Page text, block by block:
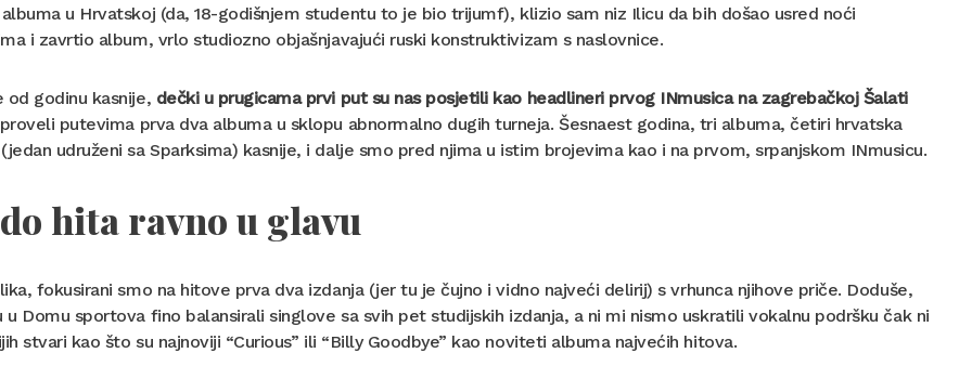
u Hrvatskoj (da, 18-godišnjem studentu to je bio trijumf), klizio sam niz Ilicu da bih došao usred noći
i zavrtio album, vrlo studiozno objašnjavajući ruski konstruktivizam s naslovnice.
od godinu kasnije, dečki u prugicama prvi put su nas posjetili kao headlineri prvog INmusica na zagrebačkoj Šalati
putevima prva dva albuma u sklopu abnormalno dugih turneja. Šesnaest godina, tri albuma, četiri hrvatska
udruženi sa Sparksima) kasnije, i dalje smo pred njima u istim brojevima kao i na prvom, srpanjskom INmusicu.
hita ravno u glavu
fokusirani smo na hitove prva dva izdanja (jer tu je čujno i vidno najveći delirij) s vrhunca njihove priče. Doduše,
u Domu sportova fino balansirali singlove sa svih pet studijskih izdanja, a ni mi nismo uskratili vokalnu podršku čak ni
stvari kao što su najnoviji “Curious” ili “Billy Goodbye” kao noviteti albuma najvećih hitova.